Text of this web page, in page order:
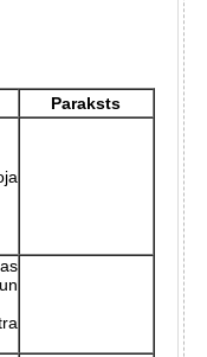
Paraksts